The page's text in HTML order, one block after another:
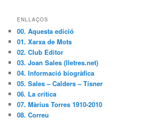
ENLLAÇOS
00. Aquesta edició
01. Xarxa de Mots
02. Club Editor
03. Joan Sales (lletres.net)
04. Informació biogràfica
05. Sales – Calders – Tísner
06. La crítica
07. Màrius Torres 1910-2010
08. Correu